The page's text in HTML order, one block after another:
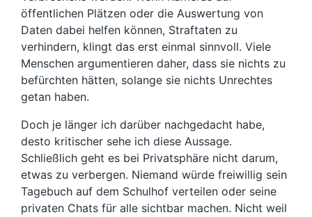
öffentlichen Plätzen oder die Auswertung von
Daten dabei helfen können, Straftaten zu
verhindern, klingt das erst einmal sinnvoll. Viele
Menschen argumentieren daher, dass sie nichts zu
befürchten hätten, solange sie nichts Unrechtes
getan haben.
Doch je länger ich darüber nachgedacht habe,
desto kritischer sehe ich diese Aussage.
Schließlich geht es bei Privatsphäre nicht darum,
etwas zu verbergen. Niemand würde freiwillig sein
Tagebuch auf dem Schulhof verteilen oder seine
privaten Chats für alle sichtbar machen. Nicht weil